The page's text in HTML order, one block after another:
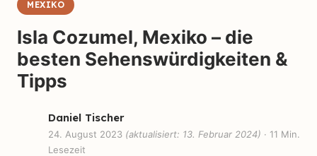
MEXIKO
Isla Cozumel, Mexiko – die
besten Sehenswürdigkeiten &
Tipps
Daniel Tischer
24. August 2023 (aktualisiert: 13. Februar 2024) · 11 Min.
Lesezeit